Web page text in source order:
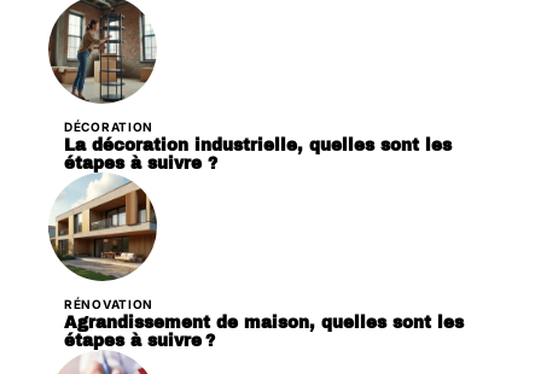
DÉCORATION
La décoration industrielle, quelles sont les
étapes à suivre ?
RÉNOVATION
Agrandissement de maison, quelles sont les
étapes à suivre ?